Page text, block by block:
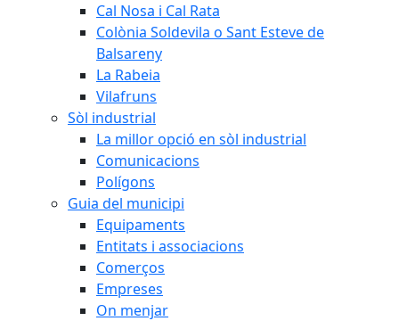
Cal Nosa i Cal Rata
Colònia Soldevila o Sant Esteve de
Balsareny
La Rabeia
Vilafruns
Sòl industrial
La millor opció en sòl industrial
Comunicacions
Polígons
Guia del municipi
Equipaments
Entitats i associacions
Comerços
Empreses
On menjar